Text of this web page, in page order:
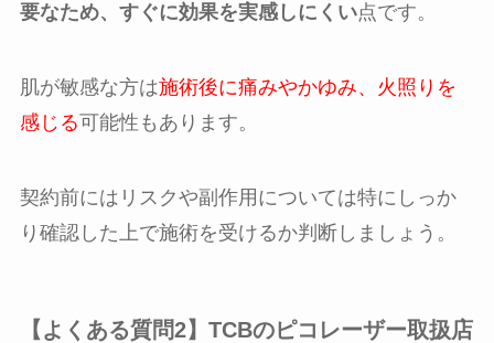
要なため、すぐに効果を実感しにくい点です。
肌が敏感な方は施術後に痛みやかゆみ、火照りを
感じる可能性もあります。
契約前にはリスクや副作用については特にしっか
り確認した上で施術を受けるか判断しましょう。
【よくある質問2】TCBのピコレーザー取扱店